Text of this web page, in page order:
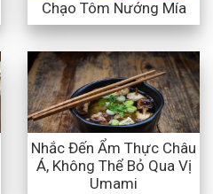
Chạo Tôm Nướng Mía
Nhắc Đến Ẩm Thực Châu
Á, Không Thể Bỏ Qua Vị
Umami